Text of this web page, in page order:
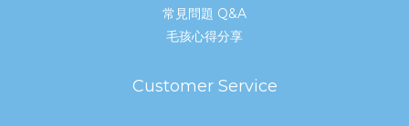
常見問題 Q&A
毛孩心得分享
Customer Service